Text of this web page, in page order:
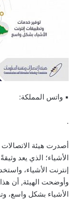
▪︎ واتس المملكة:
.
أصدرت هيئة الاتصالات
الأشياء؛ الذي يعد
إنترنت الأشياء،
وأوضحت الهيئة, أن
الأشياء بشكل واسع،